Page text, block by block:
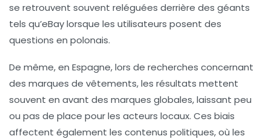
se retrouvent souvent reléguées derrière des géants
tels qu’eBay lorsque les utilisateurs posent des
questions en polonais.
De même, en Espagne, lors de recherches concernant
des marques de vêtements, les résultats mettent
souvent en avant des marques globales, laissant peu
ou pas de place pour les acteurs locaux. Ces biais
affectent également les contenus politiques, où les